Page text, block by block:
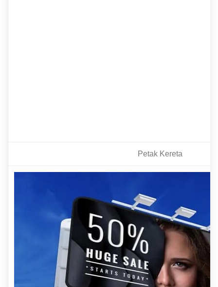
Petak Kereta